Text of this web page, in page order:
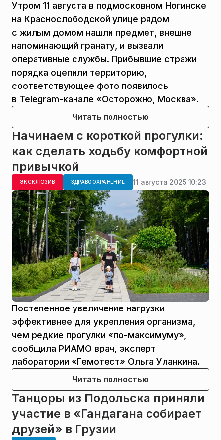
Утром 11 августа в подмосковном Ногинске
на Краснослободской улице рядом
с жилым домом нашли предмет, внешне
напоминающий гранату, и вызвали
оперативные службы. Прибывшие стражи
порядка оцепили территорию,
соответствующее фото появилось
в Telegram-канале «Осторожно, Москва».
Читать полностью
Начинаем с короткой прогулки:
как сделать ходьбу комфортной
привычкой
ЭКСКЛЮЗИВ ЗДРАВООХРАНЕНИЕ 11 августа 2025 10:23
Постепенное увеличение нагрузки
эффективнее для укрепления организма,
чем редкие прогулки «по-максимуму»,
сообщила РИАМО врач, эксперт
лаборатории «Гемотест» Ольга Уланкина.
Читать полностью
Танцоры из Подольска приняли
участие в «Гандагана собирает
друзей» в Грузии